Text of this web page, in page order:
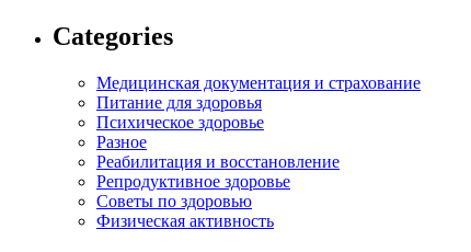
Categories
Медицинская документация и страхование
Питание для здоровья
Психическое здоровье
Разное
Реабилитация и восстановление
Репродуктивное здоровье
Советы по здоровью
Физическая активность